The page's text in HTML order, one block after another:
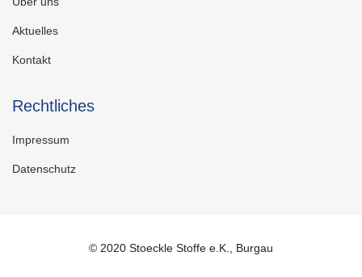
Aktuelles
Kontakt
Rechtliches
Impressum
Datenschutz
© 2020 Stoeckle Stoffe e.K., Burgau